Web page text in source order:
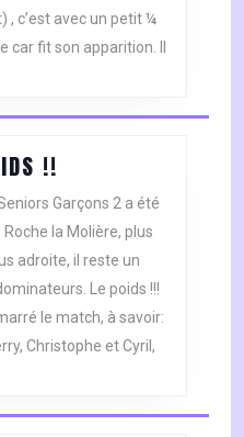
, c’est avec un petit ¼
car fit son apparition. Il
!!
POIDS
!!
Garçons 2 a été
la Molière, plus
adroite, il reste un
Le poids !!!
le match, à savoir:
Christophe et Cyril,